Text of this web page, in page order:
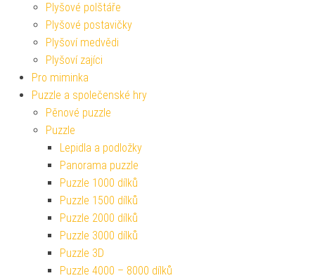
Plyšové polštáře
Plyšové postavičky
Plyšoví medvědi
Plyšoví zajíci
Pro miminka
Puzzle a společenské hry
Pěnové puzzle
Puzzle
Lepidla a podložky
Panorama puzzle
Puzzle 1000 dílků
Puzzle 1500 dílků
Puzzle 2000 dílků
Puzzle 3000 dílků
Puzzle 3D
Puzzle 4000 – 8000 dílků